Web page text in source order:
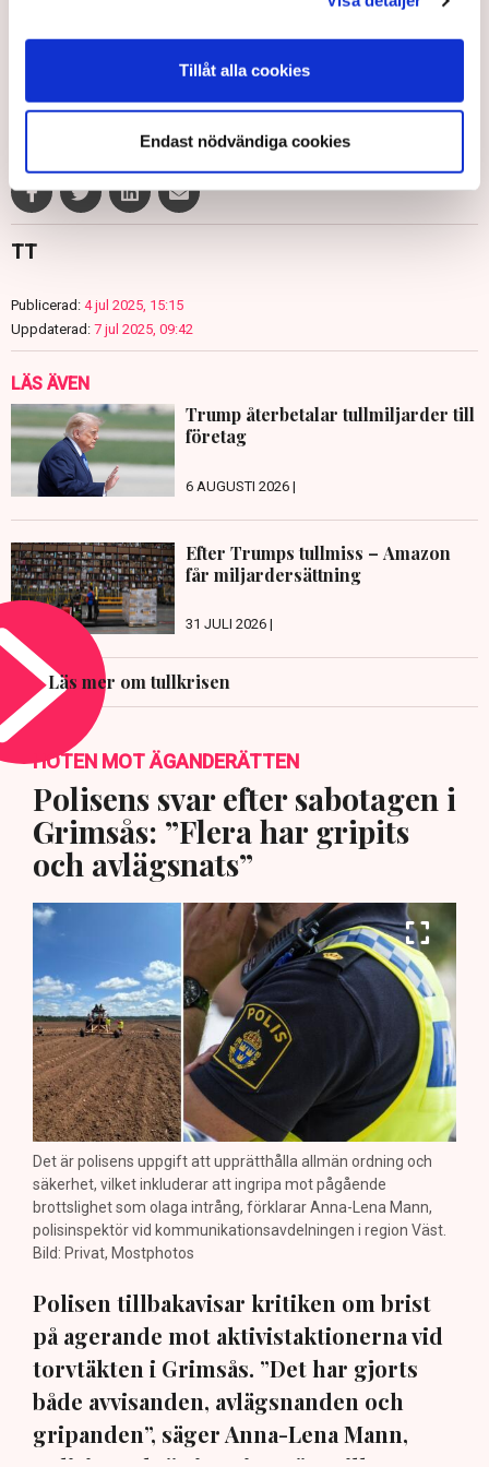
Tillåt alla cookies
Endast nödvändiga cookies
Tull Donald Trump Scott Bessent
Jamieson Greer
USA
TT
Publicerad: 4 jul 2025, 15:15
Uppdaterad: 7 jul 2025, 09:42
LÄS ÄVEN
Trump återbetalar tullmiljarder till
företag
6 AUGUSTI 2026 |
Efter Trumps tullmiss – Amazon
får miljardersättning
31 JULI 2026 |
Läs mer om tullkrisen
HOTEN MOT ÄGANDERÄTTEN
Polisens svar efter sabotagen i
Grimsås: ”Flera har gripits
och avlägsnats”
Det är polisens uppgift att upprätthålla allmän ordning och
säkerhet, vilket inkluderar att ingripa mot pågående
brottslighet som olaga intrång, förklarar Anna-Lena Mann,
polisinspektör vid kommunikationsavdelningen i region Väst.
Bild: Privat, Mostphotos
Polisen tillbakavisar kritiken om brist
på agerande mot aktivistaktionerna vid
torvtäkten i Grimsås. ”Det har gjorts
både avvisanden, avlägsnanden och
gripanden”, säger Anna-Lena Mann,